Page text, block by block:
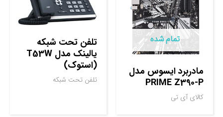
تمام شده
مادربرد ایسوس مدل
PRIME Z390-P
کالای آی تی
تلفن تحت شبکه
یالینک مدل T53W
(استوک)
تلفن تحت شبکه